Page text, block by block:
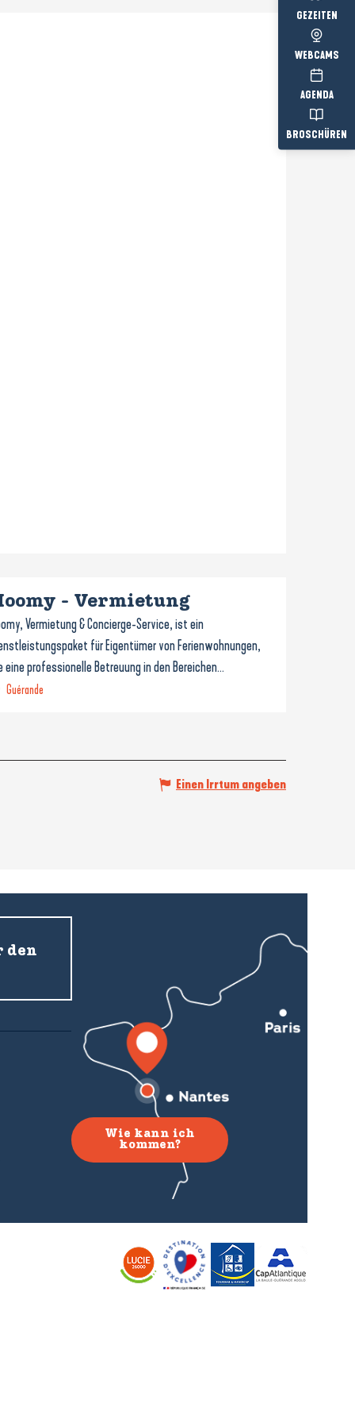
GEZEITEN
WEBCAMS
AGENDA
BROSCHÜREN
- Vermietung
Vermietung & Concierge-Service, ist ein
für Eigentümer von Ferienwohnungen,
eine professionelle Betreuung in den Bereichen...
Guérande
Einen Irrtum angeben
den
Wie kann ich
kommen?